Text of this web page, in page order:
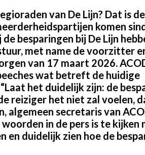
van De Lijn? Dat is de
komen
besparingen bij De Lijn
met name de voorzitter
van 17 maart 2026.
wat betreft de huidige
het duidelijk zijn: de
reiziger het niet zal voelen,
algemeen secretaris van
in de pers is te kijken
en duidelijk zien hoe de